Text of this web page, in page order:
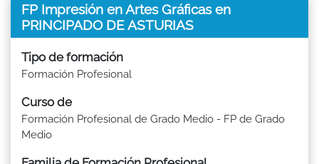
FP Impresión en Artes Gráficas en
PRINCIPADO DE ASTURIAS
Tipo de formación
Formación Profesional
Curso de
Formación Profesional de Grado Medio - FP de Grado
Medio